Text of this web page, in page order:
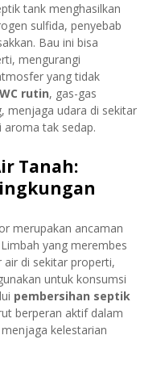
tank menghasilkan
sulfida, penyebab
Bau ini bisa
mengurangi
yang tidak
rutin, gas-gas
menjaga udara di sekitar
aroma tak sedap.
Tanah:
merupakan ancaman
yang merembes
di sekitar properti,
untuk konsumsi
pembersihan septik
berperan aktif dalam
kelestarian